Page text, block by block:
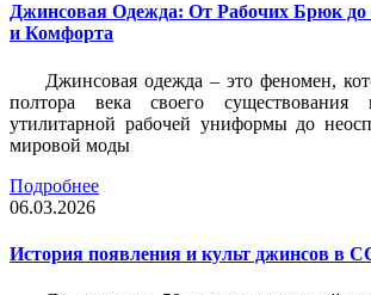
Джинсовая Одежда: От Рабочих Брюк
и Комфорта
Джинсовая одежда – это феномен,
полтора века своего
утилитарной рабочей униформы до
мировой моды
Подробнее
06.03.2026
История появления и культ джинсов в